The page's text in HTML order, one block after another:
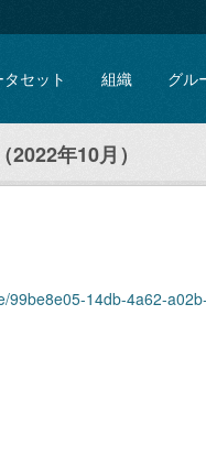
セット 組織 グル
年10月）
4a62-a02b-